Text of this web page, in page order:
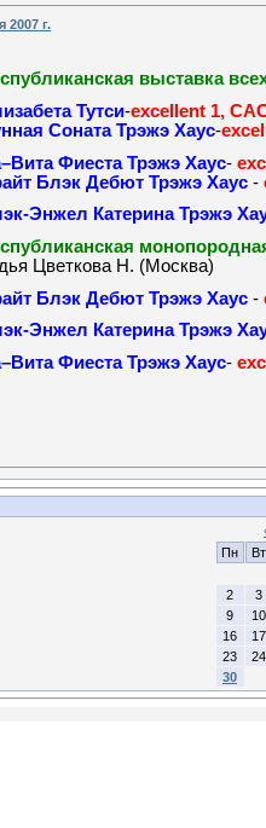
2007 г.
выставка
Тутси-excellent 1,
Соната Трэжэ Хаус-
Фиеста Трэжэ Хаус-
Блэк Дебют Трэжэ Хаус -
Энжел Катерина Трэжэ
Цветкова Н. (Москва)
Блэк Дебют Трэжэ Хаус -
Энжел Катерина Трэжэ
Фиеста Трэжэ Хаус-
Пн
Вт
2
3
9
10
16
17
23
24
30